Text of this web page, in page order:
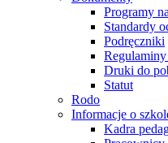
Programy
Standardy
Podręczniki
Druki do
Statut
Rodo
Informacje o
Kadra